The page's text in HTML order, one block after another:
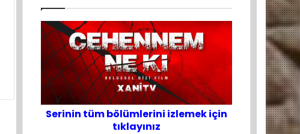
Serinin tüm bölümlerini izlemek için
tıklayınız